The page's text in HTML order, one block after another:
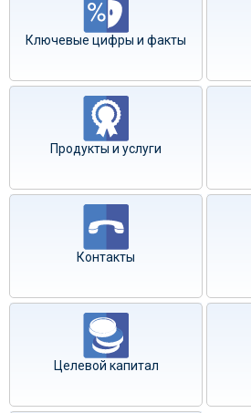
Ключевые цифры и факты
Продукты и услуги
Контакты
Целевой капитал